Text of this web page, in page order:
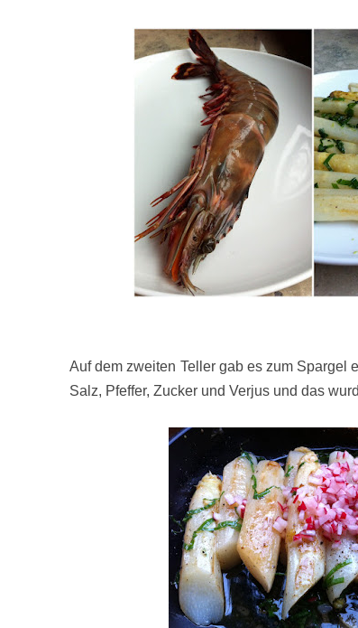
Auf dem zweiten Teller gab es zum Spargel
Salz, Pfeffer, Zucker und Verjus und das